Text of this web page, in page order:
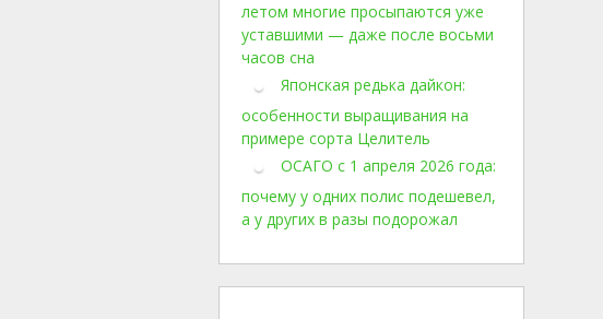
летом многие просыпаются уже
уставшими — даже после восьми
часов сна
Японская редька дайкон:
особенности выращивания на
примере сорта Целитель
ОСАГО с 1 апреля 2026 года:
почему у одних полис подешевел,
а у других в разы подорожал